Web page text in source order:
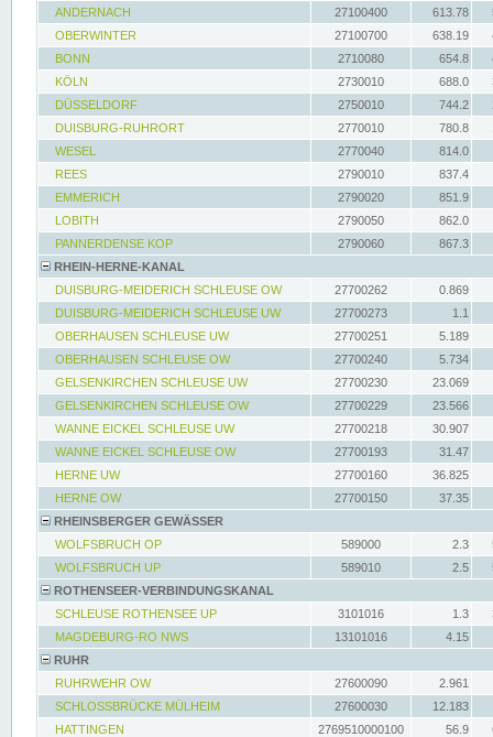
ANDERNACH
27100400 613.78
OBERWINTER
27100700 638.19
BONN
2710080 654.8
KÖLN
2730010 688.0
DÜSSELDORF
2750010 744.2
DUISBURG-RUHRORT
2770010 780.8
WESEL
2770040
814.0
REES
2790010
837.4
EMMERICH
2790020
851.9
LOBITH
2790050
862.0
PANNERDENSE KOP
2790060
867.3
RHEIN-HERNE-KANAL
DUISBURG-MEIDERICH SCHLEUSE OW
27700262
0.869
DUISBURG-MEIDERICH SCHLEUSE UW
27700273
1.1
OBERHAUSEN SCHLEUSE UW
27700251
5.189
OBERHAUSEN SCHLEUSE OW
27700240
5.734
GELSENKIRCHEN SCHLEUSE UW
27700230
23.069
GELSENKIRCHEN SCHLEUSE OW
27700229
23.566
WANNE EICKEL SCHLEUSE UW
27700218
30.907
WANNE EICKEL SCHLEUSE OW
27700193
31.47
HERNE UW
27700160
36.825
HERNE OW
27700150
37.35
RHEINSBERGER GEWÄSSER
WOLFSBRUCH OP
589000 2.3
WOLFSBRUCH UP
589010 2.5
ROTHENSEER-VERBINDUNGSKANAL
SCHLEUSE ROTHENSEE UP
3101016 1.3
MAGDEBURG-RO NWS
13101016
4.15
RUHR
RUHRWEHR OW
27600090
2.961
SCHLOSSBRÜCKE MÜLHEIM
27600030
12.183
HATTINGEN
2769510000100 56.9